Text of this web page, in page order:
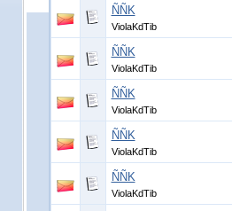
ÑÑK
ViolaKdTib
ÑÑK
ViolaKdTib
ÑÑK
ViolaKdTib
ÑÑK
ViolaKdTib
ÑÑK
ViolaKdTib